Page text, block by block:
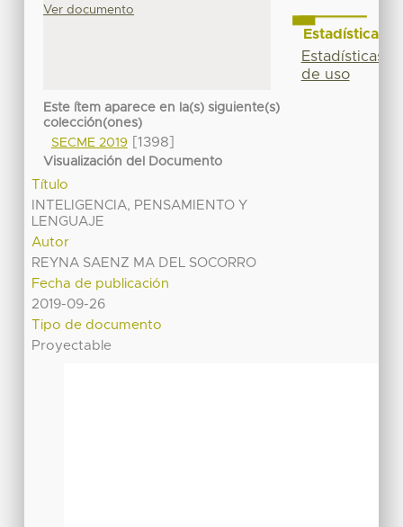
Ver documento
Este ítem aparece en la(s) siguiente(s)
colección(ones)
SECME 2019 [1398]
Visualización del Documento
Título
INTELIGENCIA, PENSAMIENTO Y
LENGUAJE
Autor
REYNA SAENZ MA DEL SOCORRO
Fecha de publicación
2019-09-26
Tipo de documento
Proyectable
Estadísticas
Estadísticas
de uso